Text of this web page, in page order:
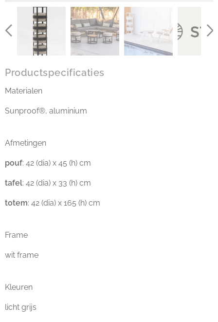
Productspecificaties
Materialen
Sunproof®, aluminium
Afmetingen
pouf: 42 (dia) x 45 (h) cm
tafel: 42 (dia) x 33 (h) cm
totem: 42 (dia) x 165 (h) cm
Frame
wit frame
Kleuren
licht grijs